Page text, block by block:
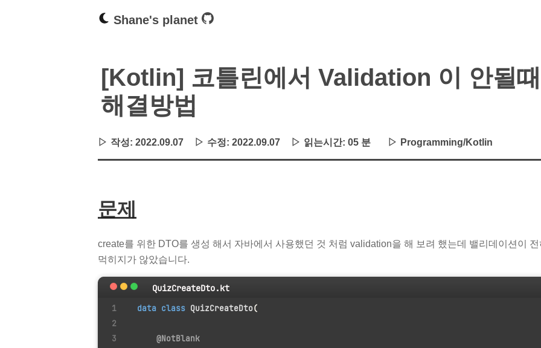
Shane's planet
[Kotlin] 코틀린에서 Validation 이 안될때
해결방법
작성: 2022.09.07 수정: 2022.09.07 읽는시간: 05 분 Programming/Kotlin
문제
create를 위한 DTO를 생성 해서 자바에서 사용했던 것 처럼 validation을 해 보려 했는데 밸리데이션이 전
먹히지가 않았습니다.
QuizCreateDto.kt
data class QuizCreateDto(
@NotBlank